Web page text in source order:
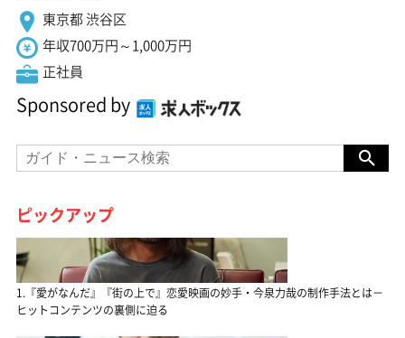
東京都 渋谷区
年収700万円～1,000万円
正社員
Sponsored by
ピックアップ
1.『愛がなんだ』『街の上で』恋愛映画の妙手・今泉力哉の制作手法とは－
ヒットコンテンツの裏側に迫る